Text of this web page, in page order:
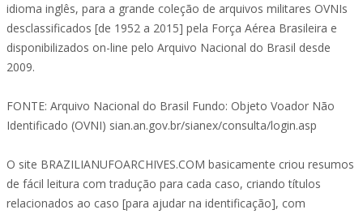
idioma inglês, para a grande coleção de arquivos militares OVNIs
desclassificados [de 1952 a 2015] pela Força Aérea Brasileira e
disponibilizados on-line pelo Arquivo Nacional do Brasil desde
2009.
FONTE: Arquivo Nacional do Brasil Fundo: Objeto Voador Não
Identificado (OVNI) sian.an.gov.br/sianex/consulta/login.asp
O site BRAZILIANUFOARCHIVES.COM basicamente criou resumos
de fácil leitura com tradução para cada caso, criando títulos
relacionados ao caso [para ajudar na identificação], com